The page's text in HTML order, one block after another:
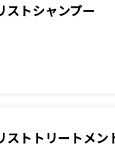
ストシャンプー
ストトリートメン